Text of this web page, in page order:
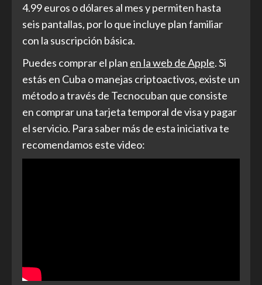
4.99 euros o dólares al mes y permiten hasta
seis pantallas, por lo que incluye plan familiar
con la suscripción básica.
Puedes comprar el plan en la web de Apple. Si
estás en Cuba o manejas criptoactivos, existe un
método a través de Tecnocuban que consiste
en comprar una tarjeta temporal de visa y pagar
el servicio. Para saber más de esta iniciativa te
recomendamos este video: